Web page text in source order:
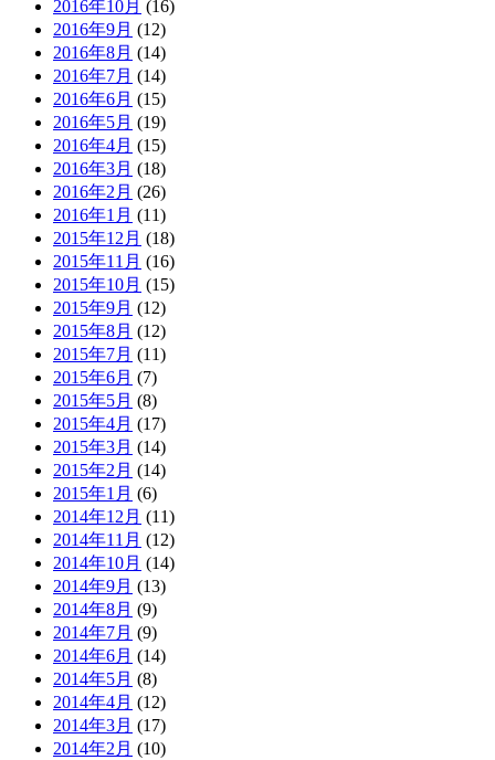
2016年10月 (16)
2016年9月 (12)
2016年8月 (14)
2016年7月 (14)
2016年6月 (15)
2016年5月 (19)
2016年4月 (15)
2016年3月 (18)
2016年2月 (26)
2016年1月 (11)
2015年12月 (18)
2015年11月 (16)
2015年10月 (15)
2015年9月 (12)
2015年8月 (12)
2015年7月 (11)
2015年6月 (7)
2015年5月 (8)
2015年4月 (17)
2015年3月 (14)
2015年2月 (14)
2015年1月 (6)
2014年12月 (11)
2014年11月 (12)
2014年10月 (14)
2014年9月 (13)
2014年8月 (9)
2014年7月 (9)
2014年6月 (14)
2014年5月 (8)
2014年4月 (12)
2014年3月 (17)
2014年2月 (10)